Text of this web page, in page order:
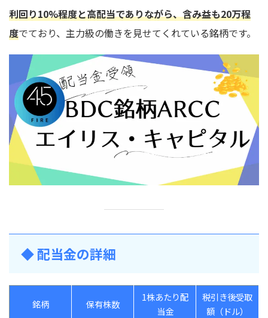
利回り10%程度と高配当でありながら、含み益も20万程
度でており、主力級の働きを見せてくれている銘柄です。
◆ 配当金の詳細
銘柄 保有株数
1株あたり配
当金
税引き後受取
額（ドル）